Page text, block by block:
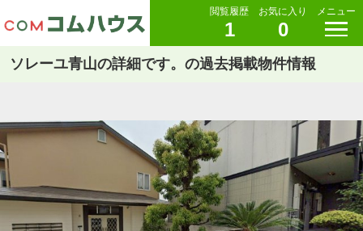
閲覧履歴
1
お気に入り
0
メニュー
ソレーユ青山の詳細です。の過去掲載物件情報